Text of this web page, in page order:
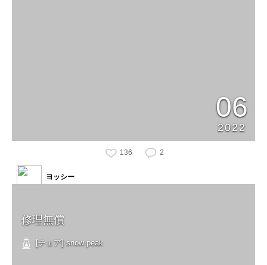
06
2022
136 2
修理無償
[チェア] snow peak
ヨッシー